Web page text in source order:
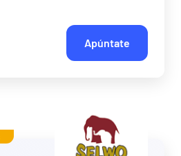
Apúntate